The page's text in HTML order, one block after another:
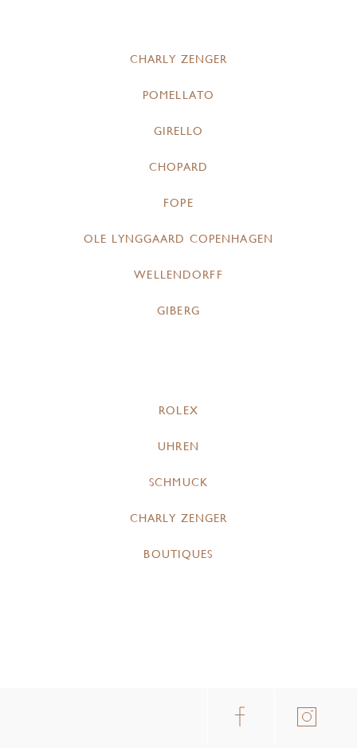
CHARLY ZENGER
POMELLATO
GIRELLO
CHOPARD
FOPE
OLE LYNGGAARD COPENHAGEN
WELLENDORFF
GIBERG
ROLEX
UHREN
SCHMUCK
CHARLY ZENGER
BOUTIQUES